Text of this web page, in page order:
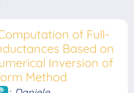
of Full-
Based on
Inversion of
Method